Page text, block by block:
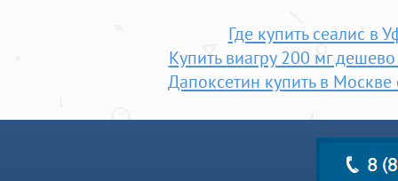
Где купить сеалис в
Купить виагру 200 мг
Дапоксетин купить в Москве